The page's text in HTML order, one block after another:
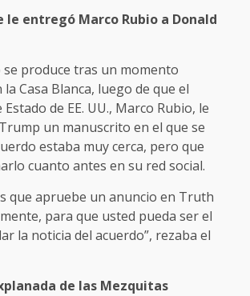
le entregó Marco Rubio a Donald
se produce tras un momento
Casa Blanca, luego de que el
de EE. UU., Marco Rubio, le
un manuscrito en el que se
estaba muy cerca, pero que
cuanto antes en su red social.
que apruebe un anuncio en Truth
para que usted pueda ser el
la noticia del acuerdo”, rezaba el
de las Mezquitas